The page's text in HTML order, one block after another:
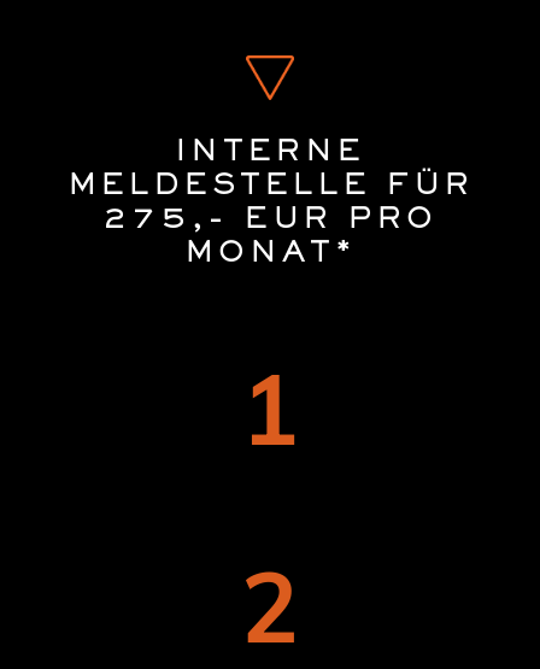
INTERNE
MELDESTELLE FÜR
275,- EUR PRO
MONAT*
1
2